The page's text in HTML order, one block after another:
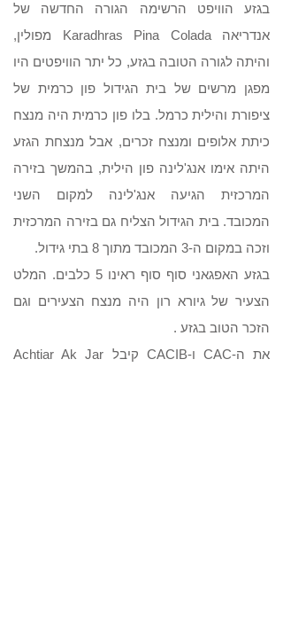
בגזע הוויפט הרשימה הגורה החדשה של
אנדריאה Karadhras Pina Colada מפולין,
והיתה לגורה הטובה בגזע, כל יתר הוויפטים היו
מפגן מרשים של בית הגידול פון כרמית של
ציפורת והילית כרמל. בלו פון כרמית היה מנצח
כיתת אלופים ומנצח זכרים, אבל מנצחת הגזע
היתה אימו אנג'לינה פון הילית, בהמשך בזירה
המרכזית הגיעה אנג'לינה למקום השני
המכובד. בית הגידול הצליח גם בזירה המרכזית
וזכה במקום ה-3 המכובד מתוך 8 בתי גידול.
בגזע האפגאני סוף סוף ראינו 5 כלבים. המלט
הצעיר של גיורא רון היה מנצח הצעירים וגם
הזכר הטוב בגזע .
את ה-CAC ו-CACIB קיבל Achtiar Ak Jar